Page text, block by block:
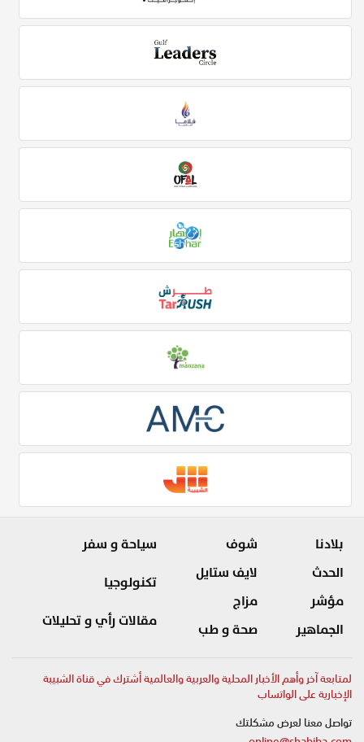
بلادنا
الحدث
مؤشر
الجماهير
شوف
لايف ستايل
مزاج
صحة و طب
سياحة و سفر
تكنولوجيا
مقالات رأي و تحليلات
لمتابعة آخر وأهم الأخبار المحلية والعربية والعالمية أشترك في قناة الشبيبة
الإخبارية على الواتساب
تواصل معنا لعرض مشكلتك